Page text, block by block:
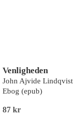
Venligheden
John Ajvide Lindqvist
Ebog (epub)
87 kr